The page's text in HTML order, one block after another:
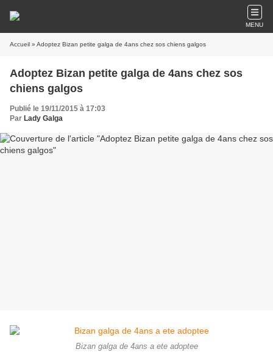
MENU
Accueil » Adoptez Bizan petite galga de 4ans chez sos chiens galgos
Adoptez Bizan petite galga de 4ans chez sos
chiens galgos
Publié le 19/11/2015 à 17:03
Par Lady Galga
Bizan galga de 4ans a ete adoptee